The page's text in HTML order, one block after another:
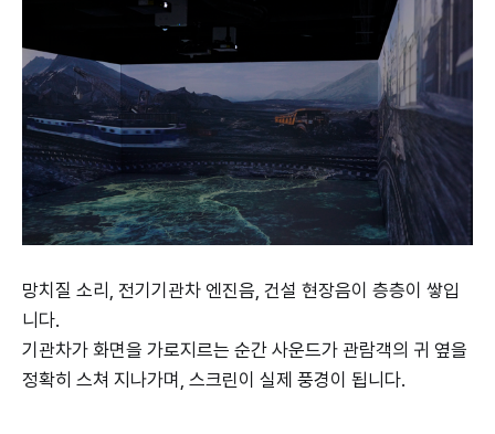
망치질 소리, 전기기관차 엔진음, 건설 현장음이 층층이 쌓입
니다.
기관차가 화면을 가로지르는 순간 사운드가 관람객의 귀 옆을
정확히 스쳐 지나가며, 스크린이 실제 풍경이 됩니다.